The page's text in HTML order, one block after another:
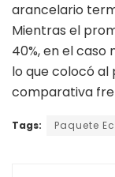
arancelario
Mientras el
40%, en el caso
lo que colocó al
comparativa
Tags: Paquete